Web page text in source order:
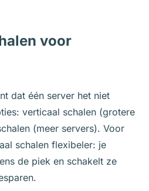
voor
dat één server het niet
verticaal schalen (grotere
(meer servers). Voor
schalen flexibeler: je
de piek en schakelt ze